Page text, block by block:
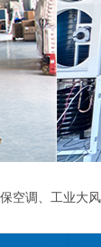
空调、工业大